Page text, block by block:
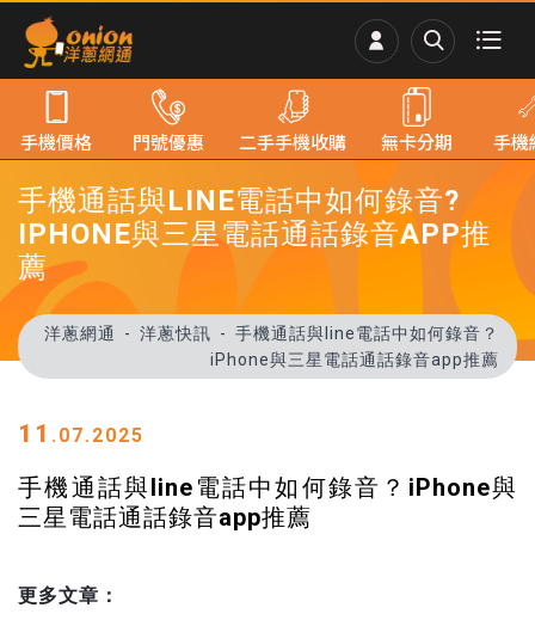
手機通話與LINE電話中如何錄音?
IPHONE與三星電話通話錄音APP推
薦
洋蔥網通 洋蔥快訊
手機通話與line電話中如何錄音？
iPhone與三星電話通話錄音app推薦
11 .07.2025
手機通話與line電話中如何錄音？iPhone與
三星電話通話錄音app推薦
更多文章：
手機價格 門號優惠 二手手機收購 無卡分期 手機